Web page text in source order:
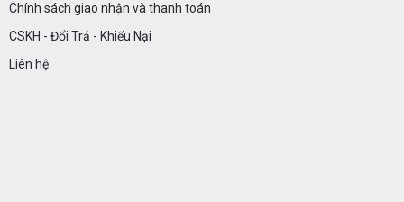
Chính sách giao nhận và thanh toán
CSKH - Đổi Trả - Khiếu Nại
Liên hệ